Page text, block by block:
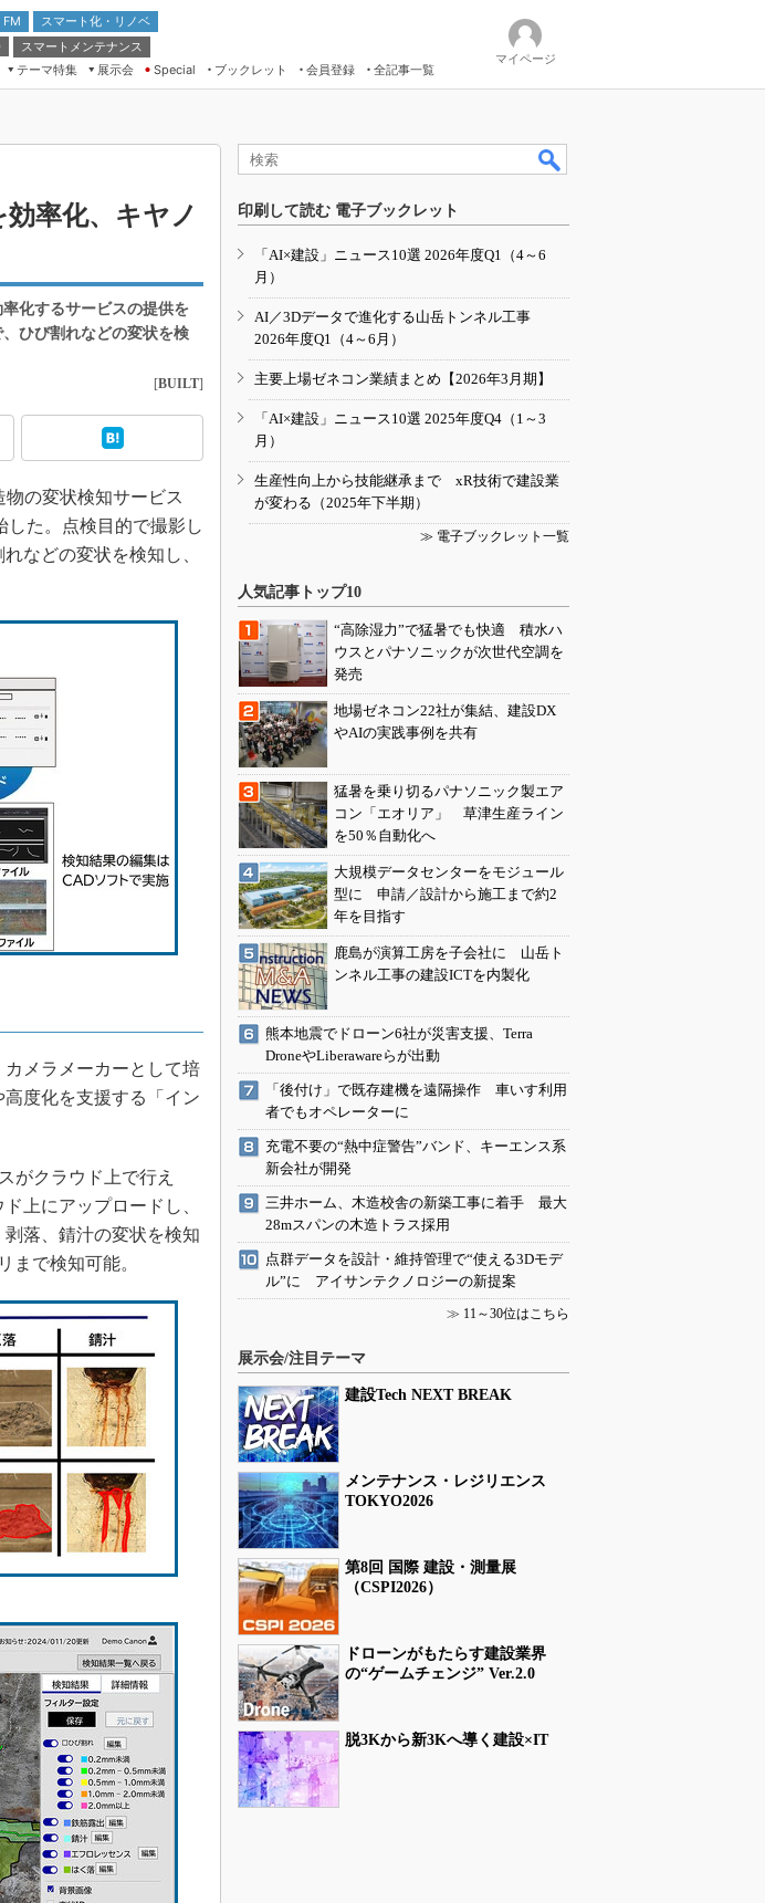
FM
スマート化・リノベ
スマートメンテナンス
テーマ特集
展示会
技術展－
ンスOSAKA
2020
スTOKYO
Special ブックレット 会員登録 全記事一覧
マイページ
率化、キヤノ
化するサービスの提供を
ひび割れなどの変状を検
[BUILT]
の変状検知サービス
した。点検目的で撮影し
などの変状を検知し、
メラメーカーとして培
度化を支援する「イン
がクラウド上で行え
上にアップロードし、
落、錆汁の変状を検知
まで検知可能。
印刷して読む 電子ブックレット
「AI×建設」ニュース10選 2026年度Q1（4～6
月）
AI／3Dデータで進化する山岳トンネル工事
2026年度Q1（4～6月）
主要上場ゼネコン業績まとめ【2026年3月期】
「AI×建設」ニュース10選 2025年度Q4（1～3
月）
生産性向上から技能継承まで xR技術で建設業
が変わる（2025年下半期）
≫ 電子ブックレット一覧
人気記事トップ10
“高除湿力”で猛暑でも快適 積水ハ
ウスとパナソニックが次世代空調を
発売
地場ゼネコン22社が集結、建設DX
やAIの実践事例を共有
猛暑を乗り切るパナソニック製エア
コン「エオリア」 草津生産ライン
を50％自動化へ
大規模データセンターをモジュール
型に 申請／設計から施工まで約2
年を目指す
鹿島が演算工房を子会社に 山岳ト
ンネル工事の建設ICTを内製化
熊本地震でドローン6社が災害支援、Terra
DroneやLiberawareらが出動
「後付け」で既存建機を遠隔操作 車いす利用
者でもオペレーターに
充電不要の“熱中症警告”バンド、キーエンス系
新会社が開発
三井ホーム、木造校舎の新築工事に着手 最大
28mスパンの木造トラス採用
点群データを設計・維持管理で“使える3Dモデ
ル”に アイサンテクノロジーの新提案
≫ 11～30位はこちら
展示会/注目テーマ
建設Tech NEXT BREAK
メンテナンス・レジリエンス
TOKYO2026
第8回 国際 建設・測量展
（CSPI2026）
ドローンがもたらす建設業界
の“ゲームチェンジ” Ver.2.0
脱3Kから新3Kへ導く建設×IT